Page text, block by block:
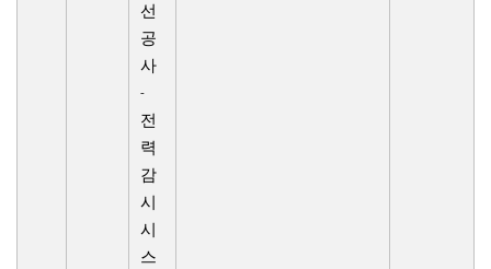
선
공
사
-
전
력
감
시
시
스